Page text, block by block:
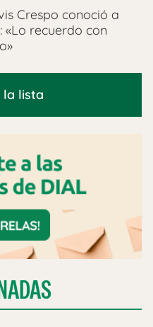
Crespo conoció a
«Lo recuerdo con
la lista